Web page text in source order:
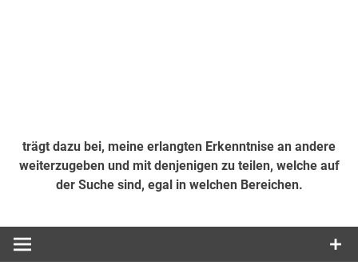
trägt dazu bei, meine erlangten Erkenntnise an andere
weiterzugeben und mit denjenigen zu teilen, welche auf
der Suche sind, egal in welchen Bereichen.